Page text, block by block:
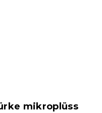
mikroplüss